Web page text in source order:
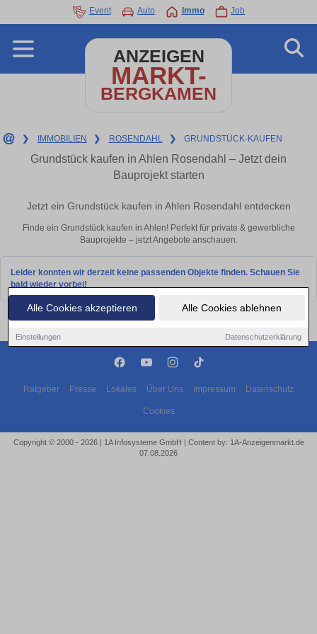
Alle Cookies akzeptieren Alle Cookies ablehnen
Einstellungen Datenschutzerklärung
Event Auto Immo Job
ANZEIGEN
MARKT-
BERGKAMEN
❯ IMMOBILIEN ❯ ROSENDAHL ❯ GRUNDSTÜCK-KAUFEN
Grundstück kaufen in Ahlen Rosendahl – Jetzt dein
Bauprojekt starten
Jetzt ein Grundstück kaufen in Ahlen Rosendahl entdecken
Finde ein Grundstück kaufen in Ahlen! Perfekt für private & gewerbliche
Bauprojekte – jetzt Angebote anschauen.
Leider konnten wir derzeit keine passenden Objekte finden. Schauen Sie
bald wieder vorbei!
Ratgeber Presse Lokales Über Uns Impressum Datenschutz
Cookies
Copyright © 2000 - 2026 | 1A Infosysteme GmbH | Content by: 1A-Anzeigenmarkt.de
07.08.2026